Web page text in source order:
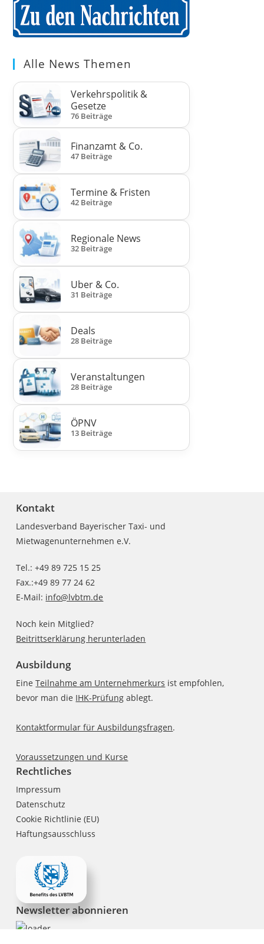
Alle News Themen
Verkehrspolitik &
Gesetze
76 Beiträge
Finanzamt & Co.
47 Beiträge
Termine & Fristen
42 Beiträge
Regionale News
32 Beiträge
Uber & Co.
31 Beiträge
Deals
28 Beiträge
Veranstaltungen
28 Beiträge
ÖPNV
13 Beiträge
Kontakt
Landesverband Bayerischer Taxi- und
Mietwagenunternehmen e.V.
Tel.: +49 89 725 15 25
Fax.:+49 89 77 24 62
E-Mail: info@lvbtm.de
Noch kein Mitglied?
Beitrittserklärung herunterladen
Ausbildung
EineTeilnahme am Unternehmerkurs ist empfohlen,
bevor man die IHK-Prüfung ablegt.
Kontaktformular für Ausbildungsfragen.
Voraussetzungen und Kurse
Rechtliches
Impressum
Datenschutz
Cookie Richtlinie (EU)
Haftungsausschluss
Newsletter abonnieren